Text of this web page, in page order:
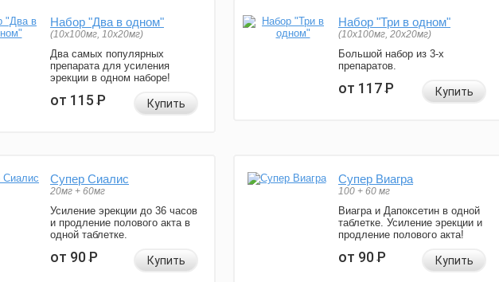
Набор "Два в одном"
(10x100мг, 10x20мг)
Два самых популярных
препарата для усиления
эрекции в одном наборе!
от 115Р Купить
Набор "Три в одном"
(10x100мг, 20x20мг)
Большой набор из 3-х
препаратов.
от 117Р Купить
Супер Сиалис
20мг + 60мг
Усиление эрекции до 36 часов
и продление полового акта в
одной таблетке.
от 90Р Купить
Супер Виагра
100 + 60 мг
Виагра и Дапоксетин в одной
таблетке. Усиление эрекции и
продление полового акта!
от 90Р Купить